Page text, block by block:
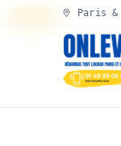
Paris &